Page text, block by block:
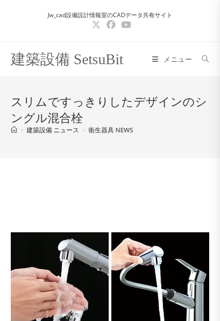
Jw_cad設備設計情報室のCADデータ共有サイト
建築設備 SetsuBit メニュー
スリムですっきりしたデザインのシ
ングル混合栓
> 建築設備 ニュース > 衛生器具 NEWS